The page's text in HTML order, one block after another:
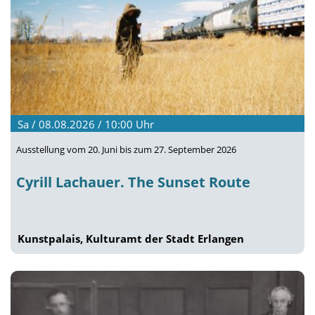
Sa / 08.08.2026 / 10:00 Uhr
Ausstellung vom 20. Juni bis zum 27. September 2026
Cyrill Lachauer. The Sunset Route
Kunstpalais, Kulturamt der Stadt Erlangen